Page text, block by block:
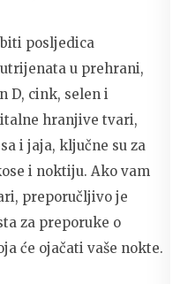
posljedica
u prehrani,
D, cink, selen i
hranjive tvari,
i jaja, ključne su za
i noktiju. Ako vam
preporučljivo je
za preporuke o
će ojačati vaše nokte.